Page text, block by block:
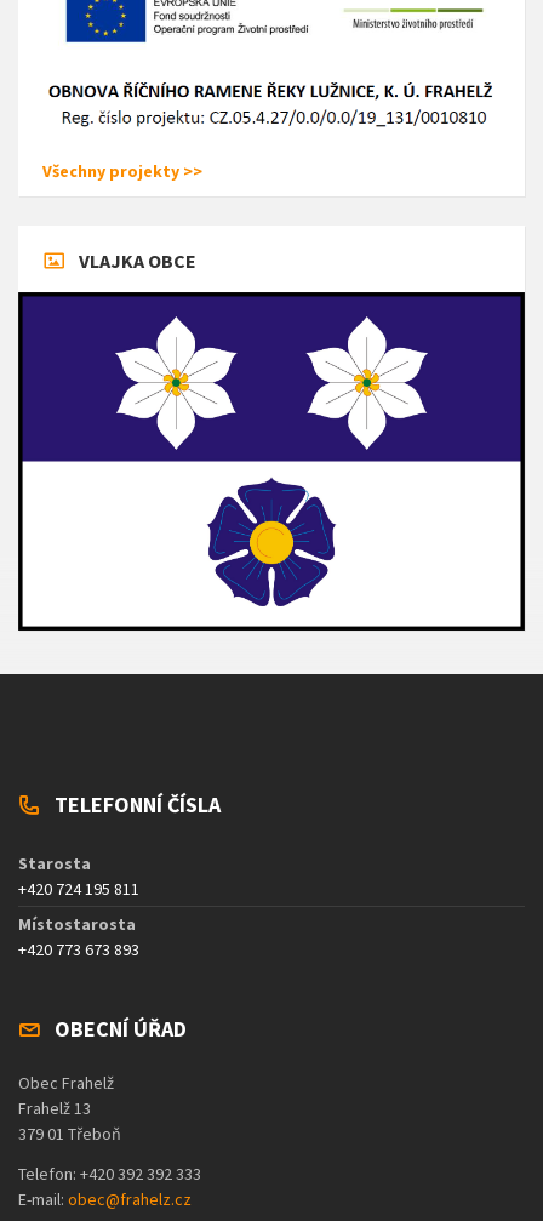
Všechny projekty >>
VLAJKA OBCE
TELEFONNÍ ČÍSLA
Starosta
+420 724 195 811
Místostarosta
+420 773 673 893
OBECNÍ ÚŘAD
Obec Frahelž
Frahelž 13
379 01 Třeboň
Telefon: +420 392 392 333
E-mail: obec@frahelz.cz